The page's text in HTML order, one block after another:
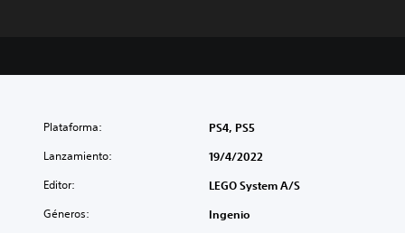
Plataforma: PS4, PS5
Lanzamiento: 19/4/2022
Editor: LEGO System A/S
Géneros: Ingenio